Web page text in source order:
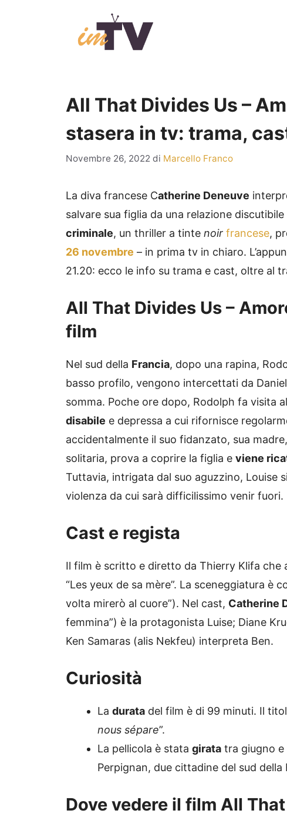
All That Divides Us –
stasera in tv: trama,
Novembre 26, 2022 di Marcello Franco
La diva francese Catherine Deneuve
salvare sua figlia da una relazione
criminale, un thriller a tinte noir francese,
26 novembre – in prima tv in chiaro.
21.20: ecco le info su trama e cast, oltre al
All That Divides Us –
film
Nel sud della Francia, dopo una rapina,
basso profilo, vengono intercettati da
somma. Poche ore dopo, Rodolph fa visita
disabile e depressa a cui rifornisce
accidentalmente il suo fidanzato, sua
solitaria, prova a coprire la figlia e viene
Tuttavia, intrigata dal suo aguzzino, Louise
violenza da cui sarà difficilissimo venir fuori.
Cast e regista
Il film è scritto e diretto da Thierry Klifa che
“Les yeux de sa mère”. La sceneggiatura è
volta mirerò al cuore”). Nel cast, Catherine
femmina”) è la protagonista Luise; Diane
Ken Samaras (alis Nekfeu) interpreta Ben.
Curiosità
La durata del film è di 99 minuti. Il
nous sépare”.
La pellicola è stata girata tra giugno e
Perpignan, due cittadine del sud della
Dove vedere il film All